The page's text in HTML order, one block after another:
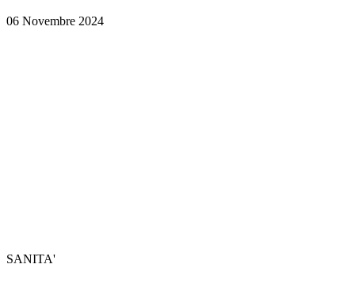
06 Novembre 2024
SANITA'